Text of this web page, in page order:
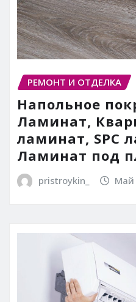
РЕМОНТ И ОТДЕЛКА
Напольное
Ламинат,
ламинат, SPC
Ламинат под
pristroykin_ Май